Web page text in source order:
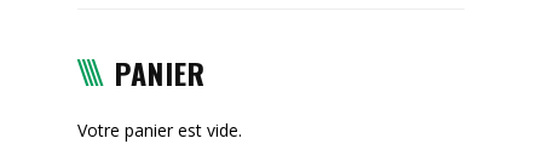
PANIER
Votre panier est vide.